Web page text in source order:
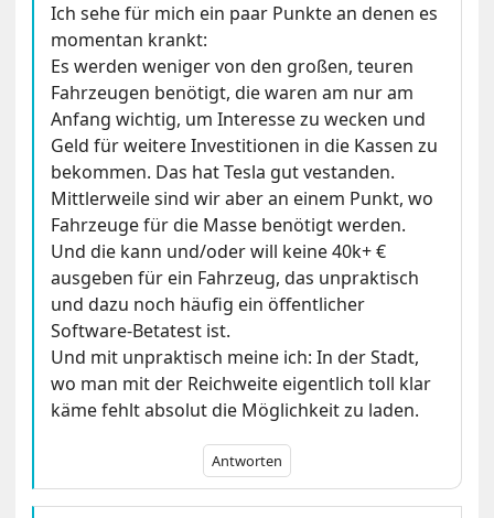
Ich sehe für mich ein paar Punkte an denen es
momentan krankt:
Es werden weniger von den großen, teuren
Fahrzeugen benötigt, die waren am nur am
Anfang wichtig, um Interesse zu wecken und
Geld für weitere Investitionen in die Kassen zu
bekommen. Das hat Tesla gut vestanden.
Mittlerweile sind wir aber an einem Punkt, wo
Fahrzeuge für die Masse benötigt werden.
Und die kann und/oder will keine 40k+ €
ausgeben für ein Fahrzeug, das unpraktisch
und dazu noch häufig ein öffentlicher
Software-Betatest ist.
Und mit unpraktisch meine ich: In der Stadt,
wo man mit der Reichweite eigentlich toll klar
käme fehlt absolut die Möglichkeit zu laden.
Antworten